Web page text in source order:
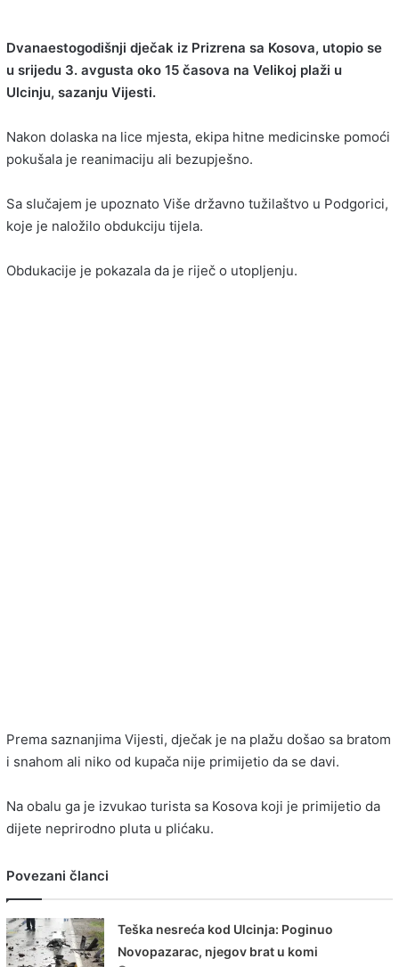
Dvanaestogodišnji dječak iz Prizrena sa Kosova, utopio se
u srijedu 3. avgusta oko 15 časova na Velikoj plaži u
Ulcinju, sazanju Vijesti.
Nakon dolaska na lice mjesta, ekipa hitne medicinske pomoći
pokušala je reanimaciju ali bezupješno.
Sa slučajem je upoznato Više državno tužilaštvo u Podgorici,
koje je naložilo obdukciju tijela.
Obdukacije je pokazala da je riječ o utopljenju.
Prema saznanjima Vijesti, dječak je na plažu došao sa bratom
i snahom ali niko od kupača nije primijetio da se davi.
Na obalu ga je izvukao turista sa Kosova koji je primijetio da
dijete neprirodno pluta u plićaku.
Povezani članci
Teška nesreća kod Ulcinja: Poginuo
Novopazarac, njegov brat u komi